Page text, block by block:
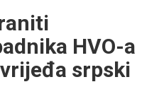
HVO-a
srpski